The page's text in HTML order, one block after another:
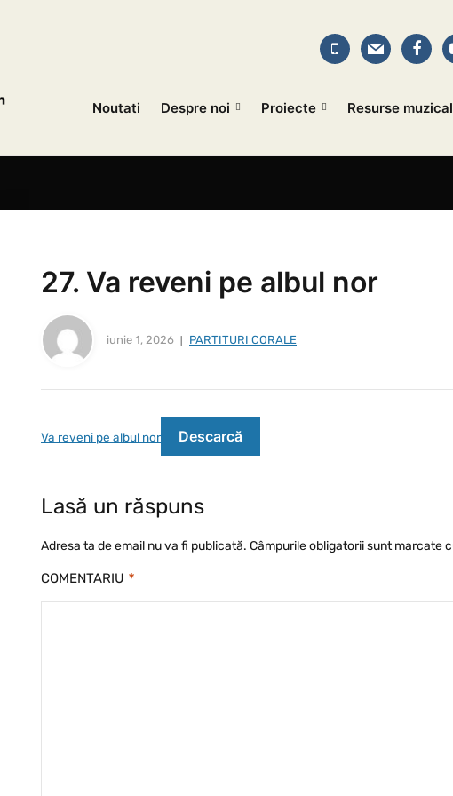
Noutati Despre noi Proiecte Resurse
27. Va reveni pe albul nor
iunie 1, 2026 PARTITURI CORALE
Va reveni pe albul nor Descarcă
Lasă un răspuns
Adresa ta de email nu va fi publicată. Câmpurile obligatorii sunt marcate
COMENTARIU *